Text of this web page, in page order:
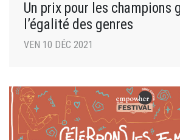
Un prix pour les champions
l’égalité des genres
VEN 10 DÉC 2021